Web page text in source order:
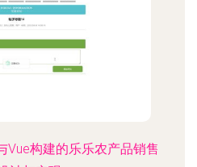
Vue构建的乐乐农产品销售